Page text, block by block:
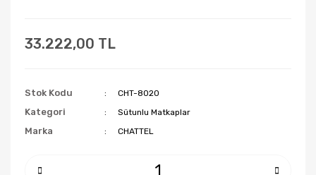
33.222,00 TL
Stok Kodu CHT-8020
Kategori Sütunlu Matkaplar
Marka CHATTEL